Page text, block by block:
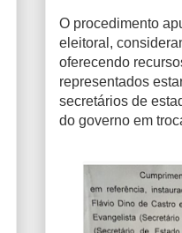
O procedimento
eleitoral,
oferecendo
representados
secretários de
do governo em